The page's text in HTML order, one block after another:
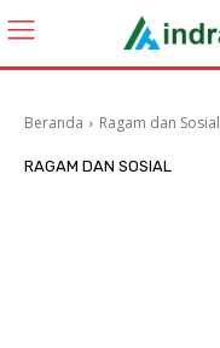
Beranda Ragam dan Sosial
RAGAM DAN SOSIAL